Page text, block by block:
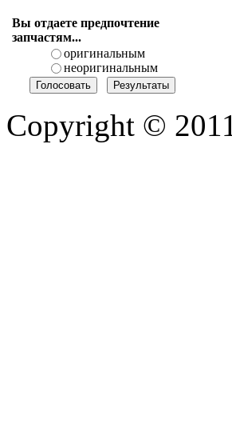
Вы отдаете предпочтение
запчастям...
оригинальным
неоригинальным
Copyright © 2011